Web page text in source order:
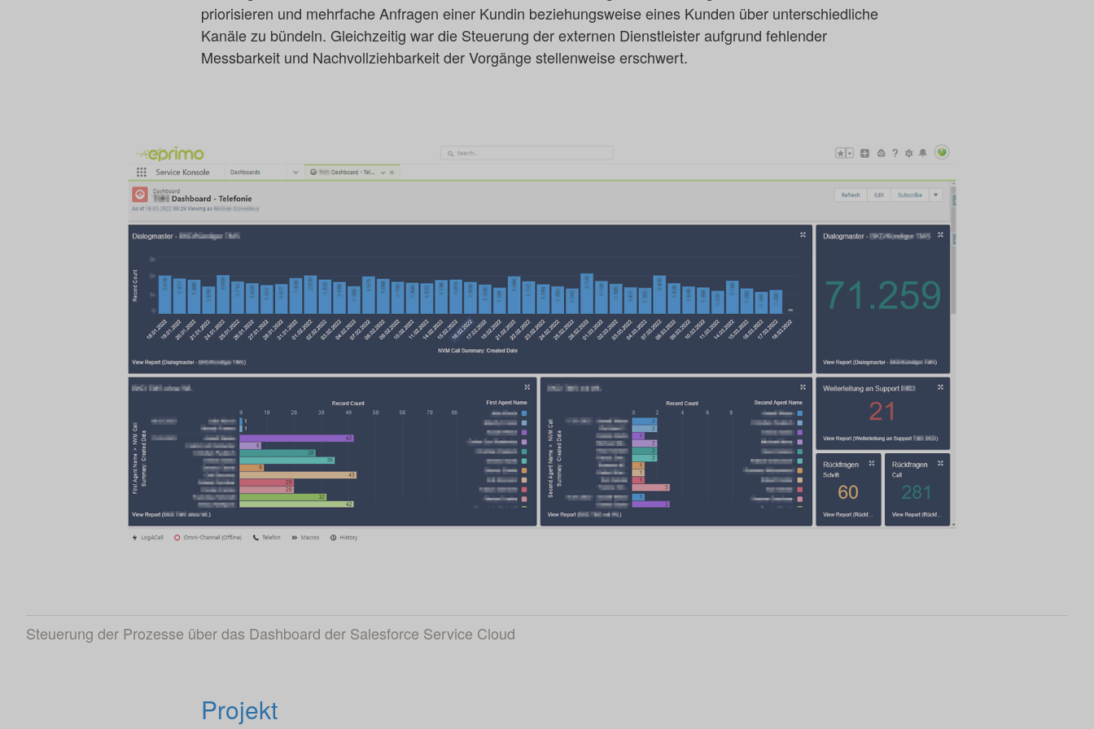
priorisieren und mehrfache Anfragen einer Kundin beziehungsweise eines Kunden über unterschiedliche
Kanäle zu bündeln. Gleichzeitig war die Steuerung der externen Dienstleister aufgrund fehlender
Messbarkeit und Nachvollziehbarkeit der Vorgänge stellenweise erschwert.
Steuerung der Prozesse über das Dashboard der Salesforce Service Cloud
Projekt